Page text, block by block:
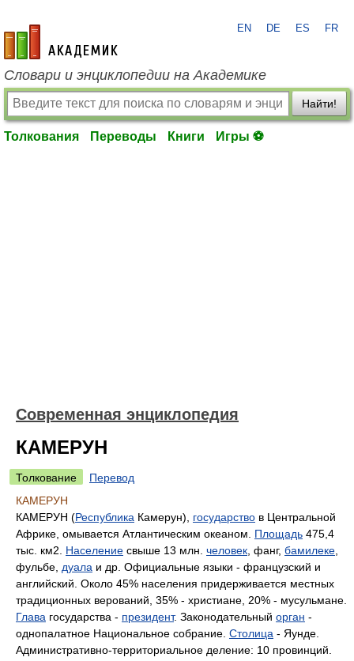
academic.ru
EN DE ES FR
Словари и энциклопедии на Академике
Найти!
Толкования Переводы Книги Игры ⚽
Современная энциклопедия
КАМЕРУН
Толкование
Перевод
КАМЕРУН
КАМЕРУН (Республика Камерун), государство в Центральной
Африке, омывается Атлантическим океаном. Площадь 475,4
тыс. км2. Население свыше 13 млн. человек , фанг, бамилеке
фульбе, дуала и др. Официальные языки - французский и
английский. Около 45% населения придерживается местных
традиционных верований, 35% - христиане, 20% - мусульмане.
Глава государства - президент. Законодательный орган -
однопалатное Национальное собрание. Столица - Яунде.
Административно-территориальное деление: 10 провинций.